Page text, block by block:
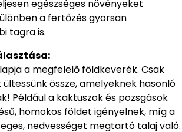
egészséges növényeket
a fertőzés gyorsan
tagra is.
a megfelelő földkeverék. Csak
össze, amelyeknek hasonló
Például a kaktuszok és pozsgások
homokos földet igényelnek, míg a
nedvességet megtartó talaj való.